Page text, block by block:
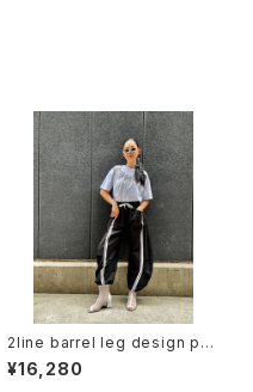
2line barrel leg design pan
ts パンツ バレルパンツ ライン
ドローコード ゴムウエスト 白黒
¥16,280